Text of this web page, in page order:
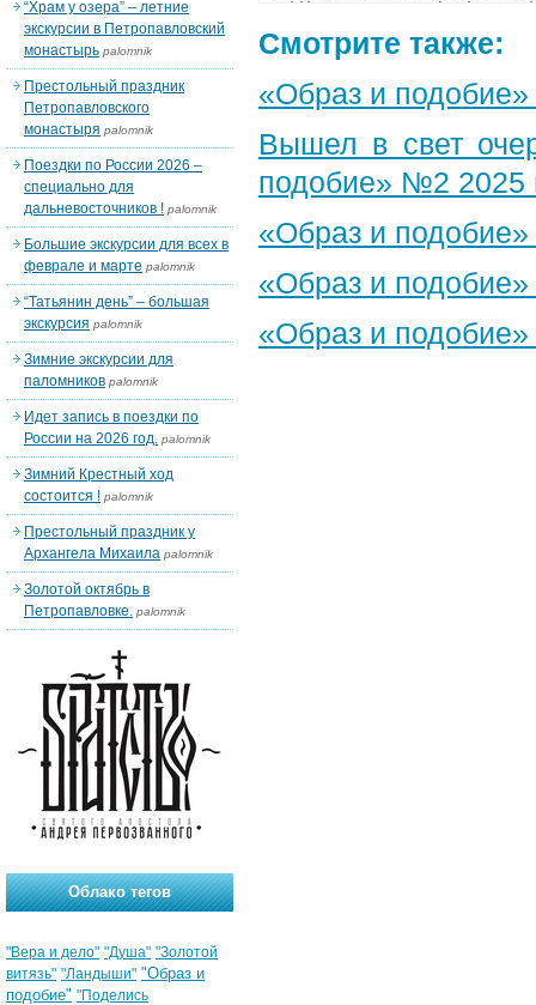
Смотрите также:
«Образ и
Вышел в свет
подобие» №2 2025
«Образ и
«Образ и
«Образ и
“Храм у озера” – летние
экскурсии в Петропавловский
монастырь palomnik
Престольный праздник
Петропавловского
монастыря palomnik
Поездки по России 2026 –
специально для
дальневосточников ! palomnik
Большие экскурсии для всех в
феврале и марте palomnik
“Татьянин день” – большая
экскурсия palomnik
Зимние экскурсии для
паломников palomnik
Идет запись в поездки по
России на 2026 год. palomnik
Зимний Крестный ход
состоится ! palomnik
Престольный праздник у
Архангела Михаила palomnik
Золотой октябрь в
Петропавловке. palomnik
Облако тегов
"Вера и дело" "Душа" "Золотой
витязь" "Ландыши" "Образ и
подобие" "Поделись